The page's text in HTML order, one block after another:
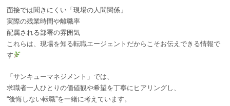
面接では聞きにくい「現場の人間関係」
実際の残業時間や離職率
配属される部署の雰囲気
これらは、現場を知る転職エージェントだからこそお伝えできる情報で
す
「サンキューマネジメント」では、
求職者一人ひとりの価値観や希望を丁寧にヒアリングし、
“後悔しない転職”を一緒に考えています。